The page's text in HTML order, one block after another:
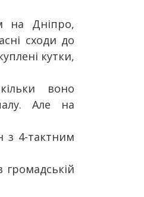
на Дніпро,
сходи до
кутки,
воно
Але на
з 4-тактним